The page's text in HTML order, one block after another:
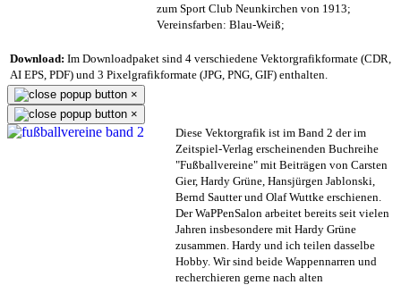
zum Sport Club Neunkirchen von 1913;
Vereinsfarben: Blau-Weiß;
Download: Im Downloadpaket sind 4 verschiedene Vektorgrafikformate (CDR,
AI EPS, PDF) und 3 Pixelgrafikformate (JPG, PNG, GIF) enthalten.
×
×
Diese Vektorgrafik ist im Band 2 der im
Zeitspiel-Verlag erscheinenden Buchreihe
"Fußballvereine" mit Beiträgen von Carsten
Gier, Hardy Grüne, Hansjürgen Jablonski,
Bernd Sautter und Olaf Wuttke erschienen.
Der WaPPenSalon arbeitet bereits seit vielen
Jahren insbesondere mit Hardy Grüne
zusammen. Hardy und ich teilen dasselbe
Hobby. Wir sind beide Wappennarren und
recherchieren gerne nach alten